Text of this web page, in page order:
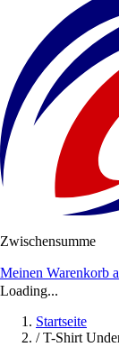
Zwischensumme
Meinen Warenkorb
Loading...
Startseite
/ T-Shirt